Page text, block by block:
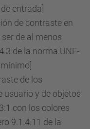
entrada]
de contraste en
de al menos
de la norma UNE-
de los
usuario y de objetos
con los colores
9.1.4.11 de la